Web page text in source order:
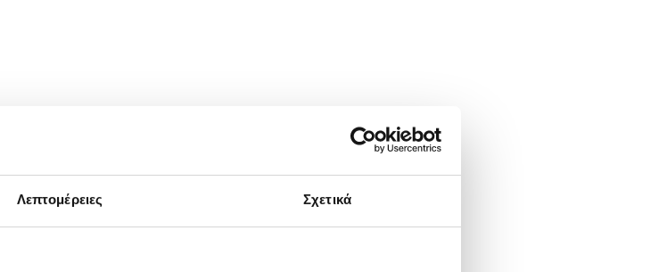
Λεπτομέρειες Σχετικά
Συστήματος Νέας...